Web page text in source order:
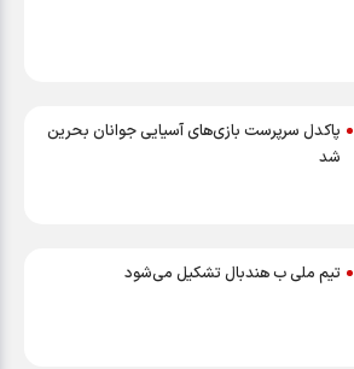
پاکدل سرپرست بازی‌های آسیایی جوانان بحرین
شد
تیم ملی ب هندبال تشکیل می‌شود